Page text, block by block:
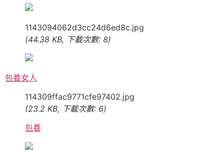
1143094062d3cc24d6ed8c.jpg
(44.38 KB, 下載次數: 8)
包養女人
114309ffac9771cfe97402.jpg
(23.2 KB, 下載次數: 6)
包養